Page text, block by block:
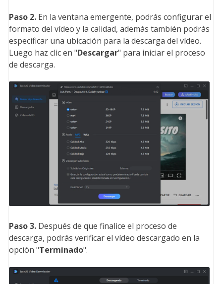
Paso 2. En la ventana emergente, podrás configurar el
formato del vídeo y la calidad, además también podrás
especificar una ubicación para la descarga del vídeo.
Luego haz clic en "Descargar" para iniciar el proceso
de descarga.
Paso 3. Después de que finalice el proceso de
descarga, podrás verificar el vídeo descargado en la
opción "Terminado".